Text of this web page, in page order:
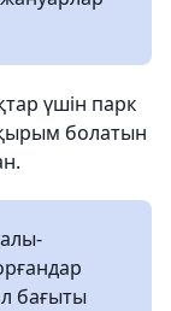
үшін парк
болатын
бағыты